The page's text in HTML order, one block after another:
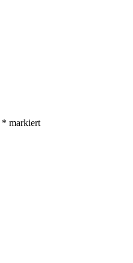
* markiert